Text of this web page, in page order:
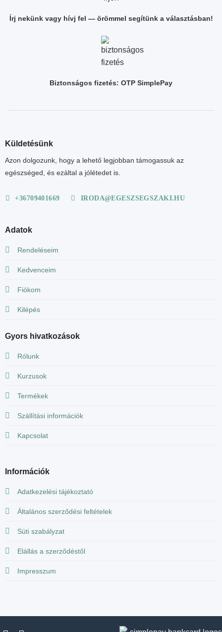
Írj nekünk vagy hívj fel — örömmel segítünk a választásban!
Biztonságos fizetés: OTP SimplePay
Küldetésünk
Azon dolgozunk, hogy a lehető legjobban támogassuk az
egészséged, és ezáltal a jólétedet is.
+36709401669 IRODA@EGESZSEGSZAKI.HU
Adatok
Rendeléseim
Kedvenceim
Fiókom
Kilépés
Gyors hivatkozások
Rólunk
Kurzusok
Termékek
Szállítási információk
Kapcsolat
Információk
Adatkezelési tájékoztató
Általános szerződési feltételek
Süti szabályzat
Elállás a szerződéstől
Impresszum